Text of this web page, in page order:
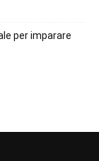
per imparare